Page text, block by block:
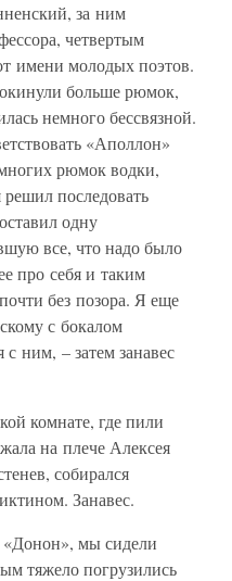
за ним
четвертым
имени молодых поэтов.
больше рюмок,
немного бессвязной.
«Аполлон»
рюмок водки,
последовать
одну
все, что надо было
про себя и таким
без позора. Я еще
с бокалом
ним, – затем занавес
комнате, где пили
на плече Алексея
собирался
Занавес.
мы сидели
тяжело погрузились